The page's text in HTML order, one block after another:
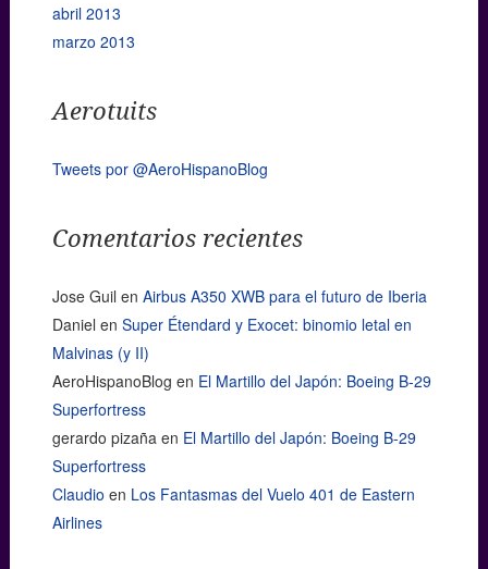
abril 2013
marzo 2013
Aerotuits
Tweets por @AeroHispanoBlog
Comentarios recientes
Jose Guil en Airbus A350 XWB para el futuro de Iberia
Daniel en Super Étendard y Exocet: binomio letal en
Malvinas (y II)
AeroHispanoBlog en El Martillo del Japón: Boeing B-29
Superfortress
gerardo pizaña en El Martillo del Japón: Boeing B-29
Superfortress
Claudio en Los Fantasmas del Vuelo 401 de Eastern
Airlines